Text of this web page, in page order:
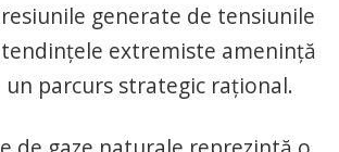
generate de tensiunile
extremiste amenință
un parcurs strategic rațional.